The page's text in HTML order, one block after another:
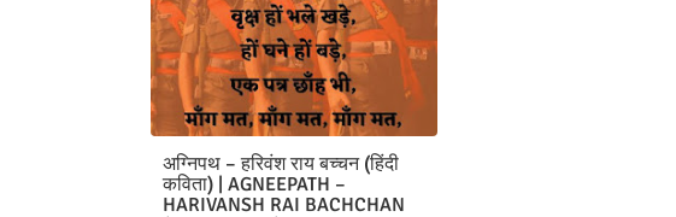
अग्निपथ – हरिवंश राय बच्चन (हिंदी
कविता) | AGNEEPATH –
HARIVANSH RAI BACHCHAN